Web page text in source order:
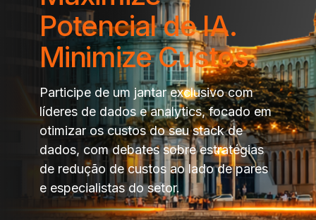
Potencial de IA.
Minimize Custos.
Participe de um jantar exclusivo com
líderes de dados e analytics, focado em
otimizar os custos do seu stack de
dados, com debates sobre estratégias
de redução de custos ao lado de pares
e especialistas do setor.